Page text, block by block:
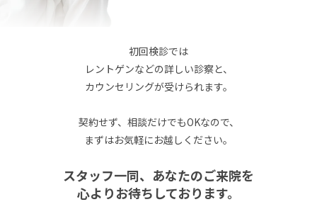
初回検診では
レントゲンなどの詳しい診察と、
カウンセリングが受けられます。
契約せず、相談だけでもOKなので、
まずはお気軽にお越しください。
スタッフ一同、あなたのご来院を
心よりお待ちしております。